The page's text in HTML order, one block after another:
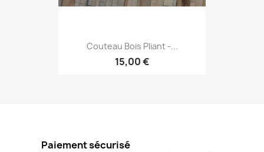
Couteau Bois Pliant -...
15,00 €
Paiement sécurisé